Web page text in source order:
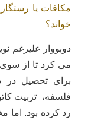
مکافات یا
خواند؟
دوبووار علیرغم
می کرد تا از
برای تحصیل در
فلسفه، تربیت
رد کرده بود. اما